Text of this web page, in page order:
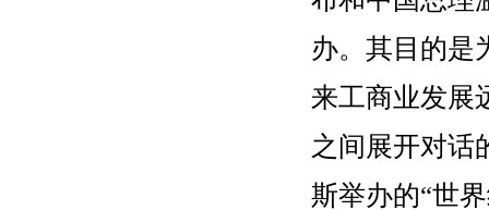
办。其目的是
来工商业发展
之间展开对话
斯举办的“世